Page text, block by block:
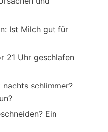
Ist Milch gut für
21 Uhr geschlafen
nachts schlimmer?
Ein